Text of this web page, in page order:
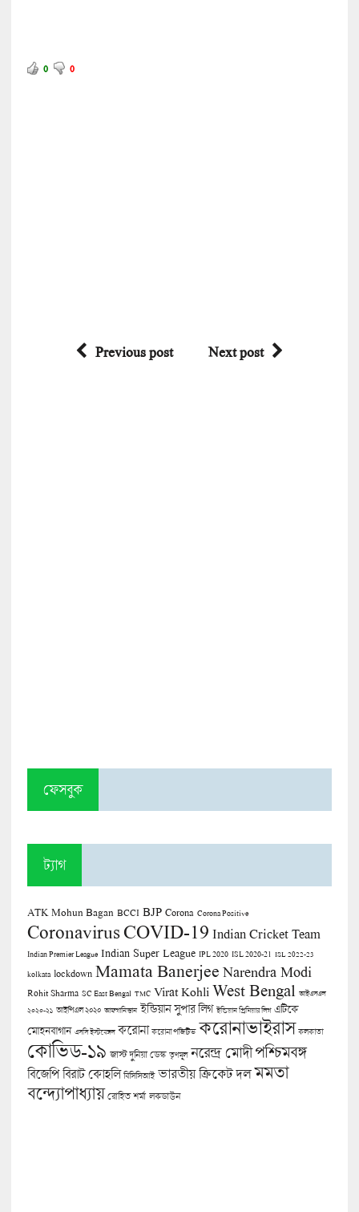
0 0
Previous post Next post
ফেসবুক
ট্যাগ
ATK Mohun Bagan BCCI BJP Corona Corona Positive
CoronavirusCOVID-19 Indian Cricket Team
Indian Premier League Indian Super League IPL 2020 ISL 2020-21 ISL 2022-23
kolkata lockdown Mamata Banerjee Narendra Modi
Rohit Sharma SC East Bengal TMC Virat Kohli West Bengal আইএসএল
২০২০-২১ আইপিএল ২০২০ আফগানিস্তান ইন্ডিয়ান সুপার লিগ ইন্ডিয়ান প্রিমিয়ার লিগ এটিকে
মোহনবাগান এসসি ইস্টবেঙ্গল করোনা করোনা পজিটিভ করোনাভাইরাস কলকাতা
কোভিড-১৯ জাস্ট দুনিয়া ডেস্ক তৃণমূল নরেন্দ্র মোদী পশ্চিমবঙ্গ
বিজেপি বিরাট কোহলি বিসিসিআই ভারতীয় ক্রিকেট দল মমতা
বন্দ্যোপাধ্যায় রোহিত শর্মা লকডাউন